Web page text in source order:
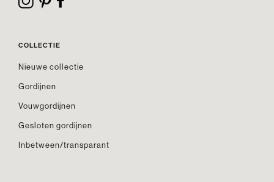
COLLECTIE
Nieuwe collectie
Gordijnen
Vouwgordijnen
Gesloten gordijnen
Inbetween/transparant